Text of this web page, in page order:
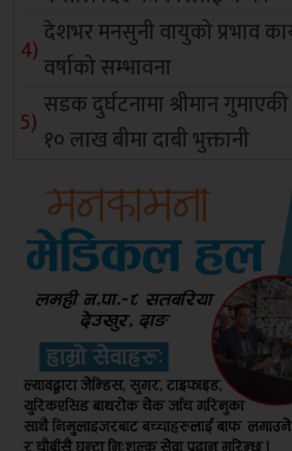
देशभर मनसुनी वायुको प्रभाव
वर्षाको सम्भावना
सडक दुर्घटनामा श्रीमान
१० लाख बीमा दाबी भुक्तानी